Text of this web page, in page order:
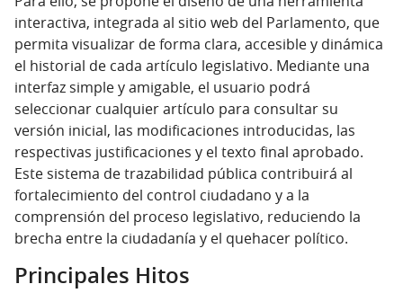
interactiva, integrada al sitio web del Parlamento, que
permita visualizar de forma clara, accesible y dinámica
el historial de cada artículo legislativo. Mediante una
interfaz simple y amigable, el usuario podrá
seleccionar cualquier artículo para consultar su
versión inicial, las modificaciones introducidas, las
respectivas justificaciones y el texto final aprobado.
Este sistema de trazabilidad pública contribuirá al
fortalecimiento del control ciudadano y a la
comprensión del proceso legislativo, reduciendo la
brecha entre la ciudadanía y el quehacer político.
Principales Hitos